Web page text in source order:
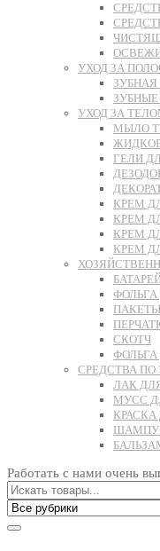
УХОД ЗА
ЗУБНАЯ
УХОД ЗА
МЫЛО
ГЕЛИ
КРЕМ
КРЕМ
КРЕМ
КРЕМ
СКОТЧ
СРЕДСТВА
ЛАК
МУСС
Работать с нами очень